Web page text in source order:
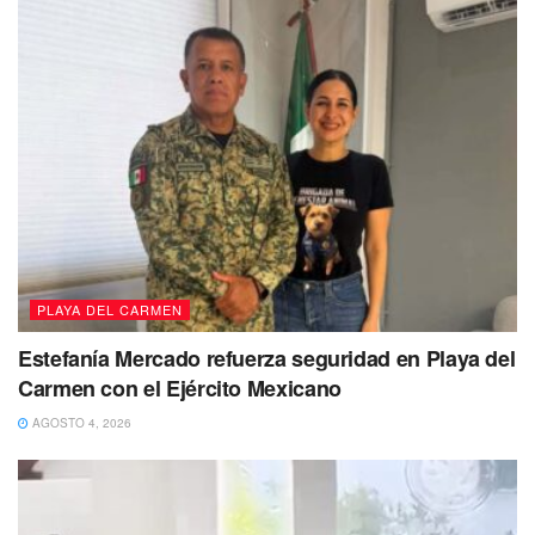
satisfechos de poder ayudar con recursos propios y el
apoyo de doctores, cientos de solidarenses a mejorar
con la entrega de lentes graduados acorde a sus
PLAYA DEL CARMEN
Estefanía Mercado refuerza seguridad en Playa del
Carmen con el Ejército Mexicano
AGOSTO 4, 2026